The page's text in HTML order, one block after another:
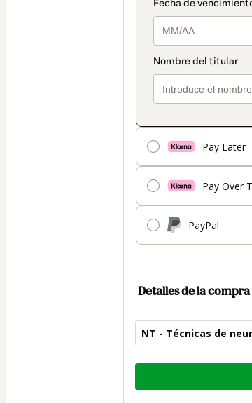
Pay Later
Pay Over
PayPal
Detalles de la compra
NT - Técnicas de
Total